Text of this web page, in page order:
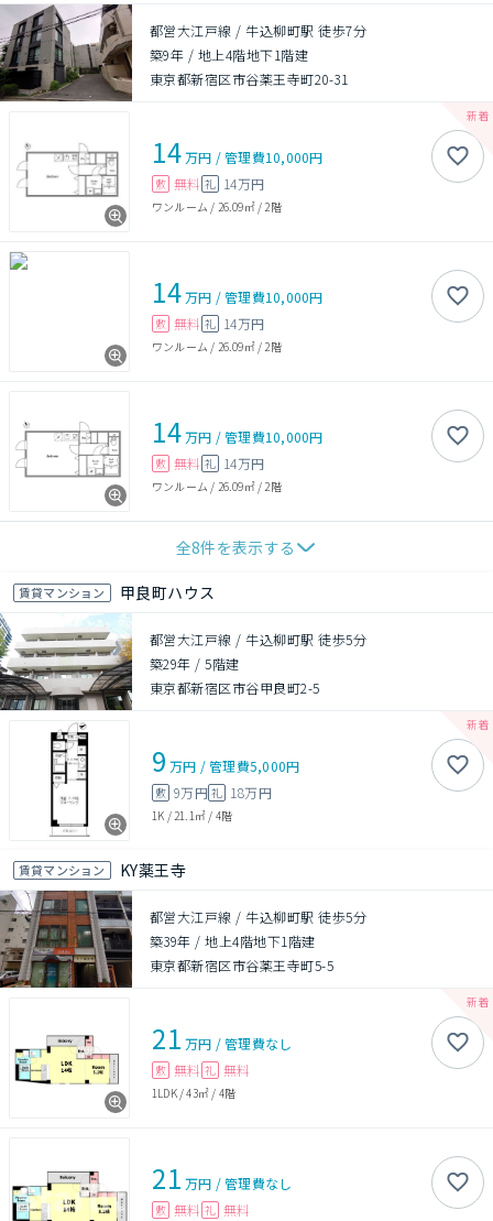
都営大江戸線 / 牛込柳町駅 徒歩7分
築9年 / 地上4階地下1階建
東京都新宿区市谷薬王寺町20-31
14万円 /管理費10,000円
敷 無料 礼 14万円
ワンルーム / 26.09㎡/ 2階
14万円 /管理費10,000円
敷 無料 礼 14万円
ワンルーム / 26.09㎡/ 2階
14万円 /管理費10,000円
敷 無料 礼 14万円
ワンルーム / 26.09㎡/ 2階
全8件を表示する
賃貸マンション 甲良町ハウス
都営大江戸線 / 牛込柳町駅 徒歩5分
築29年 /5階建
東京都新宿区市谷甲良町2-5
9 万円 /管理費5,000円
敷 9万円礼 18万円
1K / 21.1㎡ / 4階
賃貸マンション KY薬王寺
都営大江戸線 / 牛込柳町駅 徒歩5分
築39年 /地上4階地下1階建
東京都新宿区市谷薬王寺町5-5
21 万円 /管理費なし
敷 無料 礼 無料
1LDK/43㎡ / 4階
21 万円 /管理費なし
敷 無料 礼 無料